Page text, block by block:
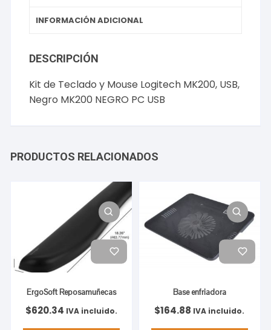
USB
INFORMACIÓN ADICIONAL
DESCRIPCIÓN
Kit de Teclado y Mouse Logitech MK200, USB,
Negro MK200 NEGRO PC USB
PRODUCTOS RELACIONADOS
ErgoSoft Reposamuñecas
$620.34 IVA incluido.
Base enfriadora
$164.88 IVA incluido.